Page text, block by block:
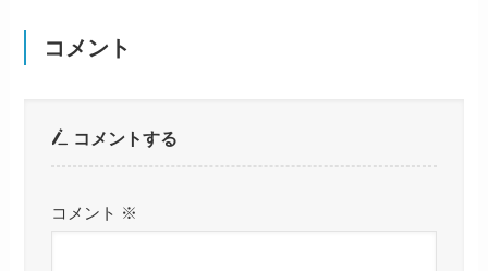
コメント
コメントする
コメント ※